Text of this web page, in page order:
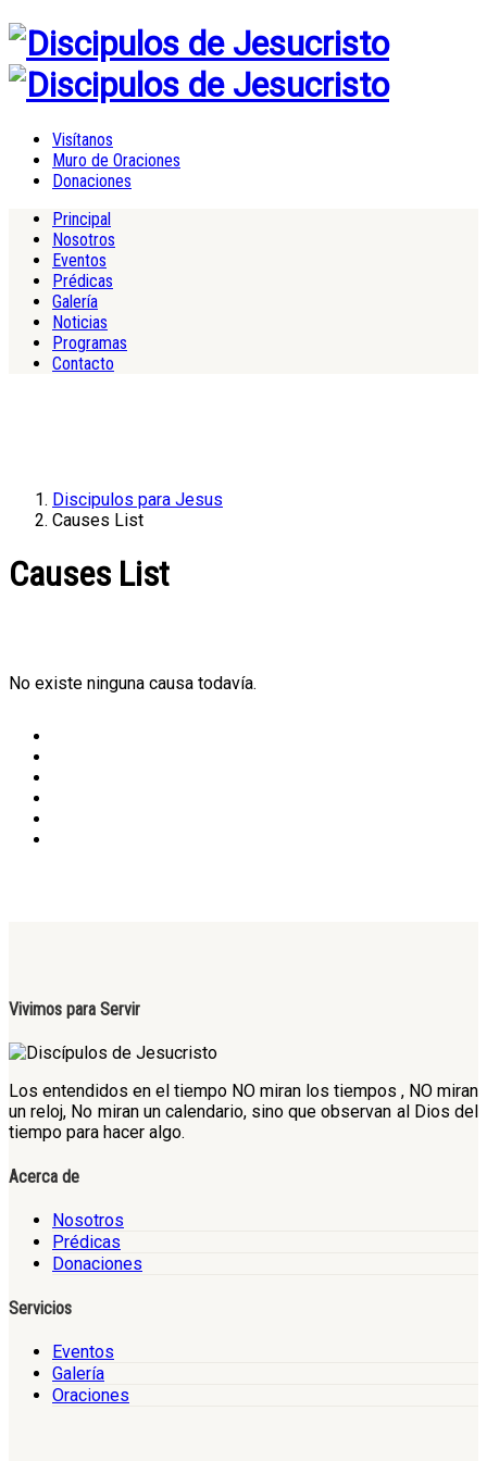
Visítanos
Muro de Oraciones
Donaciones
Principal
Nosotros
Eventos
Prédicas
Galería
Noticias
Programas
Contacto
Discipulos para Jesus
Causes List
Causes List
No existe ninguna causa todavía.
Vivimos para Servir
Los entendidos en el tiempo NO miran los tiempos , NO miran
un reloj, No miran un calendario, sino que observan al Dios del
tiempo para hacer algo.
Acerca de
Nosotros
Prédicas
Donaciones
Servicios
Eventos
Galería
Oraciones